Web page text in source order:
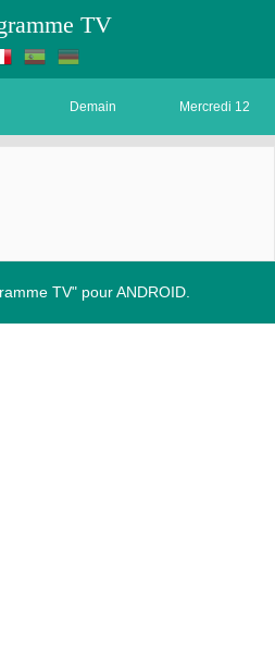
TV
Demain Mercredi 12
TV" pour ANDROID.